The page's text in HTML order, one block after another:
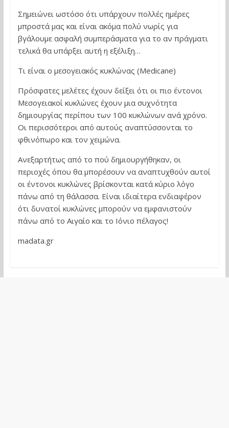
Σημειώνει ωστόσο ότι υπάρχουν πολλές ημέρες
μπροστά μας και είναι ακόμα πολύ νωρίς για
βγάλουμε ασφαλή συμπεράσματα για το αν πράγματι
τελικά θα υπάρξει αυτή η εξέλιξη…
Τι είναι ο μεσογειακός κυκλώνας (Medicane)
Πρόσφατες μελέτες έχουν δείξει ότι οι πιο έντονοι
Μεσογειακοί κυκλώνες έχουν μια συχνότητα
δημιουργίας περίπου των 100 κυκλώνων ανά χρόνο.
Οι περισσότεροι από αυτούς αναπτύσσονται το
φθινόπωρο και τον χειμώνα.
Ανεξαρτήτως από το πού δημιουργήθηκαν, οι
περιοχές όπου θα μπορέσουν να αναπτυχθούν αυτοί
οι έντονοι κυκλώνες βρίσκονται κατά κύριο λόγο
πάνω από τη θάλασσα. Είναι ιδιαίτερα ενδιαφέρον
ότι δυνατοί κυκλώνες μπορούν να εμφανιστούν
πάνω από το Αιγαίο και το Ιόνιο πέλαγος!
madata.gr